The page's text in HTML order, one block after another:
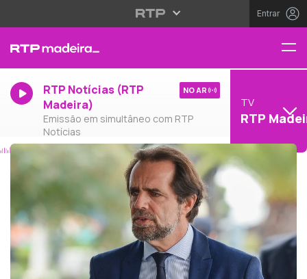
Entrar
RTP Notícias (RTP
Madeira)
Emissão em simultâneo com RTP
Notícias
NO AR
TV
RTP